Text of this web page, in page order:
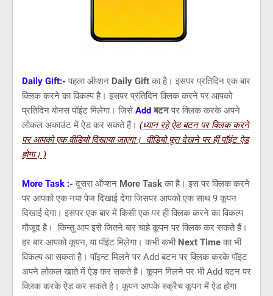
Daily Gift:- पहला ऑप्शन Daily Gift का है। इसपर प्रतिदिन एक बार
क्लिक करने का विकल्प है। इसपर प्रतिदिन क्लिक करने पर आपको
प्रतिदिन बोनस पॉइंट मिलेगा। जिसे Add बटनपर क्लिक करके अपने
लोकल अकाउंट में ऐड कर सकते हैं। (ध्यान रहे ऐड बटन पर क्लिक करने
पर आपको एक वीडियो दिखाया जाएगा। वीडियो पूरा देखने पर हीं पॉइंट ऐड
होगा। )
More Task :- दूसरा ऑप्शन More Task का है। इस पर क्लिक करने
पर आपको एक नया पेज दिखाई देगा जिसपर आपको एक साथ 9 कूपन
दिखाई देगा। इसपर एक बार में किसी एक पर हीं क्लिक करने का विकल्प
मौजूद है। किन्तु आप इसे जितने बार चाहे कूपन पर क्लिक कर सकते हैं।
हर बार आपको कूपन, या पॉइंट मिलेगा। कभी कभी Next Time का भी
विकल्प आ सकता है। पॉइन्ट मिलने पर Add बटन पर क्लिक करके पॉइंट
अपने लोकल खाते में ऐड कर सकते है। कूपन मिलने पर भी Add बटन पर
क्लिक करके ऐड कर सकते है। कूपन आपके स्क्रैच कूपन में ऐड होगा